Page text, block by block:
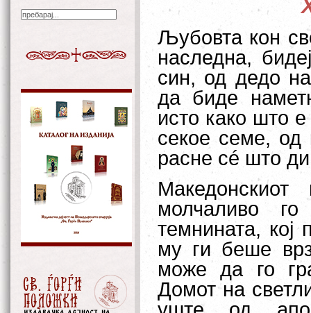
Љубовта кон
наследна,
син, од дедо
да биде
исто како што
секое семе, од
расне сé што
молчаливо
темнината, кој
му ги беше
може да го
Домот на